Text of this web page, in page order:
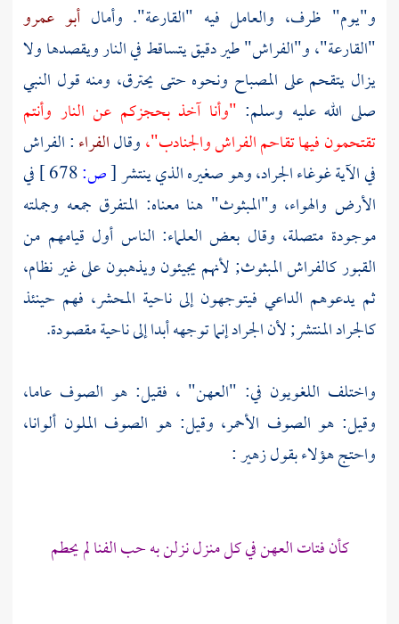
و"يوم" ظرف، والعامل فيه "القارعة". وأمالأبو عمرو
"القارعة"، و"الفراش" طير دقيق يتساقط في النار ويقصدها ولا
يزال يتقحم على المصباح ونحوه حتى يحترق، ومنه قول النبي
صلى الله عليه وسلم: "وأنا آخذ بحجزكم عن النار وأنتم
تقتحمون فيها تقاحم الفراش والجنادب"،وقالالفراء: الفراش
في الآية غوغاء الجراد، وهو صغيره الذي ينتشر[ص:
في
الأرض والهواء، و"المبثوث" هنا معناه: المتفرق جمعه وجملته
موجودة متصلة، وقال بعض العلماء: الناس أول قيامهم من
القبور كالفراش المبثوث; لأنهم يجيئون ويذهبون على غير نظام،
ثم يدعوهم الداعي فيتوجهون إلى ناحية المحشر، فهم حينئذ
كالجراد المنتشر; لأن الجراد إنما توجهه أبدا إلى ناحية مقصودة.
واختلف اللغويون في: "العهن" ، فقيل: هو الصوف عاما،
وقيل: هو الصوف الأحمر، وقيل: هو الصوف الملون ألوانا،
واحتج هؤلاء بقولزهير:
كأن فتات العهن في كل منزل نزلن به حب الفنا لم يحطم